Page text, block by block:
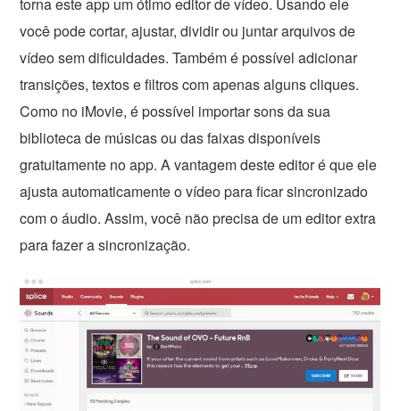
você pode cortar, ajustar, dividir ou juntar arquivos de
vídeo sem dificuldades. Também é possível adicionar
transições, textos e filtros com apenas alguns cliques.
Como no iMovie, é possível importar sons da sua
biblioteca de músicas ou das faixas disponíveis
gratuitamente no app. A vantagem deste editor é que ele
ajusta automaticamente o vídeo para ficar sincronizado
com o áudio. Assim, você não precisa de um editor extra
para fazer a sincronização.